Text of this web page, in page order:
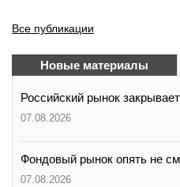
Все публикации
Новые материалы
Российский рынок
07.08.2026
Фондовый рынок опять не
07.08.2026